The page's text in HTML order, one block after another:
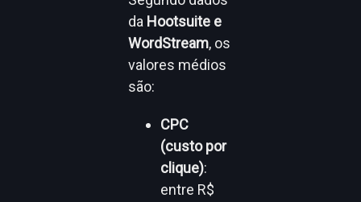
da Hootsuite e
WordStream, os
valores médios
são:
CPC
(custo por
clique):
entre R$